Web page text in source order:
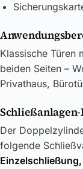
Klassische Türen
beiden Seiten –
Privathaus,
Der
folgende